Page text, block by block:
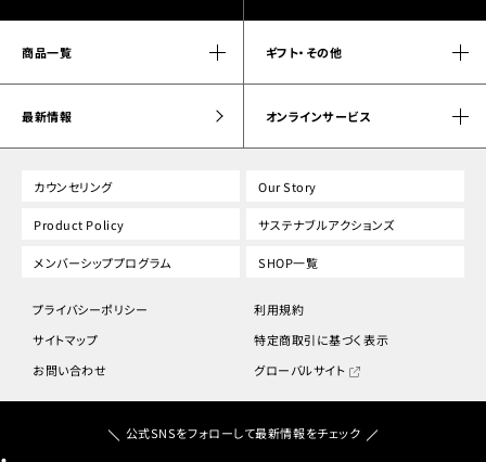
商品一覧 ギフト・その他
最新情報 オンラインサービス
カウンセリング Our Story
Product Policy サステナブルアクションズ
メンバーシッププログラム SHOP一覧
プライバシーポリシー
利用規約
サイトマップ
特定商取引に基づく表示
お問い合わせ
グローバルサイト
公式SNSをフォローして最新情報をチェック